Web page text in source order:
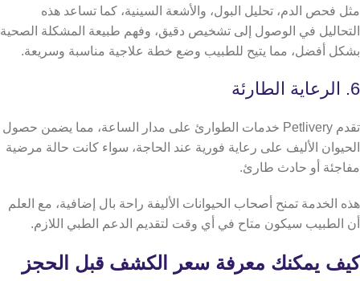
مثل فحص الدم، تحليل البول، والأشعة السينية، كما تساعد هذه
التحاليل في الوصول إلى تشخيص دقيق، وفهم طبيعة المشكلة الصحية
بشكل أفضل، مما يتيح للطبيب وضع خطة علاجية مناسبة وسريعة.
6. الرعاية الطارئة
تقدم Petlivery خدمات الطوارئ على مدار الساعة، مما يضمن حصول
الحيوان الأليف على رعاية فورية عند الحاجة، سواء كانت حالة مرضية
مفاجئة أو حادث طارئ.
هذه الخدمة تمنح أصحاب الحيوانات الأليفة راحة بال إضافية، مع العلم
أن الطبيب سيكون متاح في أي وقت لتقديم الدعم الطبي اللازم.
كيف يمكنك معرفة سعر الكشف قبل الحجز